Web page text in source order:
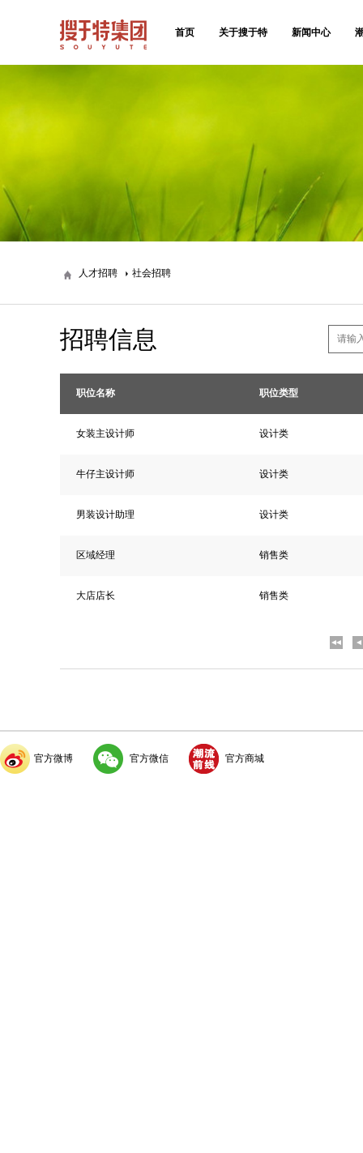
首页 关于搜于特 新闻中心
人才招聘 社会招聘
招聘信息
职位名称 职位类型
女装主设计师 设计类
牛仔主设计师 设计类
男装设计助理 设计类
区域经理 销售类
大店店长 销售类
官方微博 官方微信 官方商城